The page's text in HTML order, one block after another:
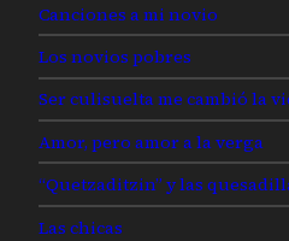
Canciones a mi novio
Los novios pobres
Ser culisuelta me cambió la
Amor, pero amor a la verga
“Quetzaditzin” y las
Las chicas